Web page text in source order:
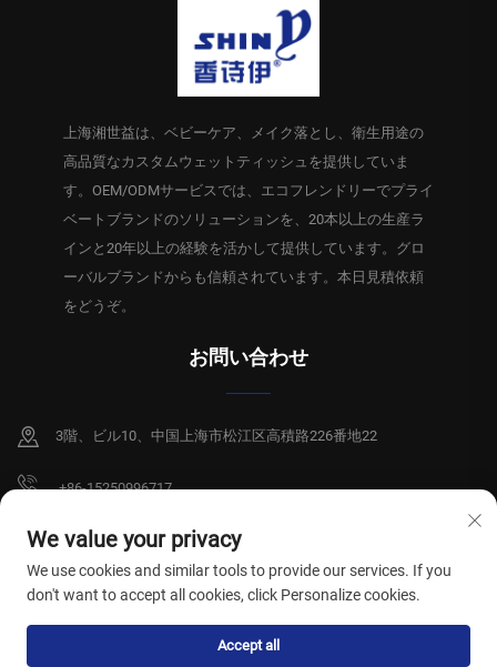
上海湘世益は、ベビーケア、メイク落とし、衛生用途の
高品質なカスタムウェットティッシュを提供していま
す。OEM/ODMサービスでは、エコフレンドリーでプライ
ベートブランドのソリューションを、20本以上の生産ラ
インと20年以上の経験を活かして提供しています。グロ
ーバルブランドからも信頼されています。本日見積依頼
をどうぞ。
お問い合わせ
3階、ビル10、中国上海市松江区高積路226番地22
+86-15250996717
[email protected]
Copyright © 2026 上海祥碩衛生製品有限公司。全著作権所有。 プライバシー
ポリシー
We value your privacy
We use cookies and similar tools to provide our services. If you
don't want to accept all cookies, click Personalize cookies.
Accept all